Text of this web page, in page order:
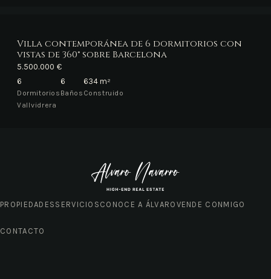
Villa contemporánea de 6 dormitorios con
vistas de 360° sobre Barcelona
5.500.000 €
Dormitorios
6
Baños
6
Construido
634 m²
Vallvidrera
PROPIEDADES SERVICIOS CONOCE A ÁLVARO VENDE CONMIGO
CONTACTO